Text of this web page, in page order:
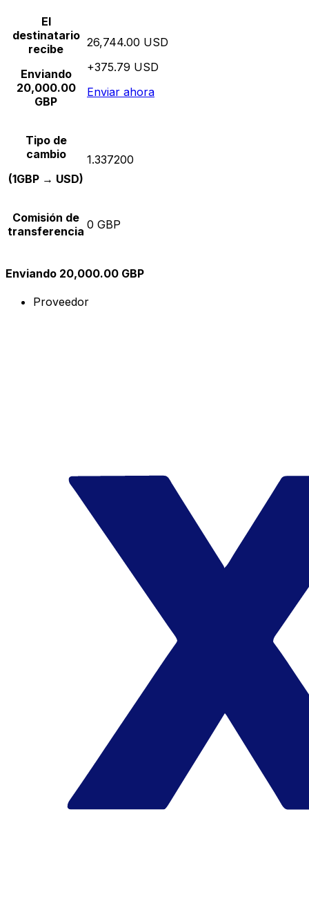
El
destinatario
recibe
Enviando
20,000.00
GBP
26,744.00 USD
+375.79 USD
Enviar ahora
Tipo de
cambio
(1GBP → USD)
1.337200
Comisión de
transferencia 0 GBP
Enviando 20,000.00 GBP
Proveedor